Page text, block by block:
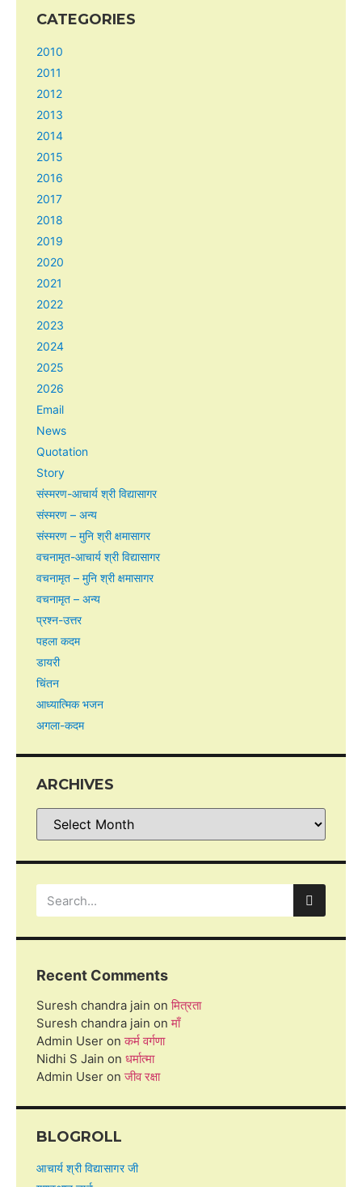
CATEGORIES
2010
2011
2012
2013
2014
2015
2016
2017
2018
2019
2020
2021
2022
2023
2024
2025
2026
Email
News
Quotation
Story
संस्मरण-आचार्य श्री विद्यासागर
संस्मरण – अन्य
संस्मरण – मुनि श्री क्षमासागर
वचनामृत-आचार्य श्री विद्यासागर
वचनामृत – मुनि श्री क्षमासागर
वचनामृत – अन्य
प्रश्न-उत्तर
पहला कदम
डायरी
चिंतन
आध्यात्मिक भजन
अगला-कदम
ARCHIVES
Recent Comments
Suresh chandra jain onमित्रता
Suresh chandra jain onमाँ
Admin User onकर्म वर्गणा
Nidhi S Jain on धर्मात्मा
Admin User onजीव रक्षा
BLOGROLL
आचार्य श्री विद्यासागर जी